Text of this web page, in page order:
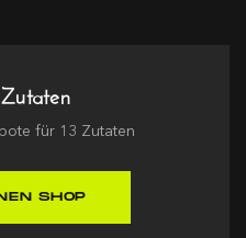
für 13 Zutaten
SHOP